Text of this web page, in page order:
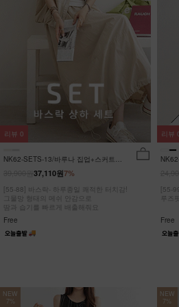
NK62-SETS-13/바루나 집업+스커트
7%
37,110원
[55-88] 바스락- 하루종일 쾌적한 터치감!
그물망 형태의 메쉬 안감으로
땀과 습기를 빠르게 배출해줘요
Free
리뷰 0
[55-
루
Free
리뷰
NEW
7%
NEW
7%